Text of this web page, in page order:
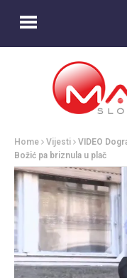
Home Vijesti
VIDEO
Božić pa briznula u plač